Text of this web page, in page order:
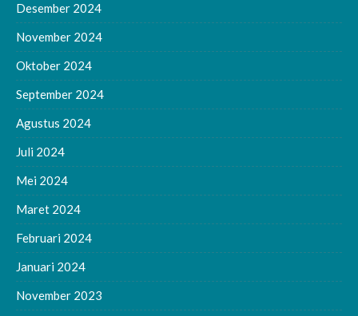
Desember 2024
November 2024
Oktober 2024
September 2024
Agustus 2024
Juli 2024
Mei 2024
Maret 2024
Februari 2024
Januari 2024
November 2023